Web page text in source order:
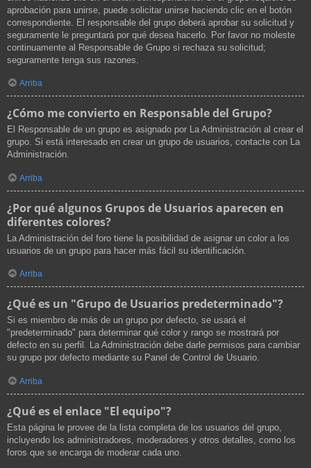
aprobación para unirse, puede solicitar unirse haciendo clic en el botón
correspondiente. El responsable del grupo deberá aprobar su solicitud y
seguramente le preguntará por qué desea hacerlo. Por favor no moleste
continuamente al Responsable de Grupo si rechaza su solicitud;
seguramente tenga sus razones.
Arriba
¿Cómo me convierto en Responsable del Grupo?
El Responsable de un grupo es asignado por La Administración al crear el
grupo. Si está interesado en crear un grupo de usuarios, contacte con La
Administración.
Arriba
¿Por qué algunos Grupos de Usuarios aparecen en
diferentes colores?
La Administración del foro tiene la posibilidad de asignar un color a los
usuarios de un grupo para hacer más fácil su identificación.
Arriba
¿Qué es un "Grupo de Usuarios predeterminado"?
Si es miembro de más de un grupo por defecto, se usará el
"predeterminado" para determinar qué color y rango se mostrará por
defecto en su perfil. La Administración debe darle permisos para cambiar
su grupo por defecto mediante su Panel de Control de Usuario.
Arriba
¿Qué es el enlace "El equipo"?
Esta página le provee de la lista completa de los usuarios del grupo,
incluyendo los administradores, moderadores y otros detalles, como los
foros que se encarga de moderar cada uno.